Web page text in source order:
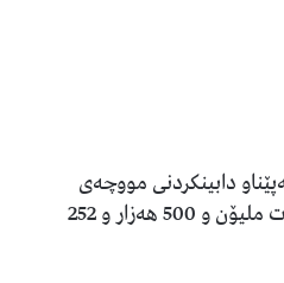
دابینکردنی مووچەی
هەردوو مانگی نیسان و ئایاری فەرمانبەران، بڕی سێ تریلیۆن و 45 ملیار و حەوت ملیۆن و 500 هەزار و 252